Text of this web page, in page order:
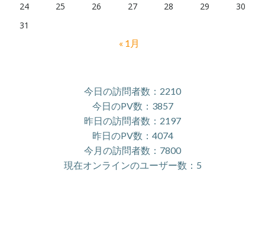
24
25 26 27 28 29
30
31
« 1月
今日の訪問者数：2210
今日のPV数：3857
昨日の訪問者数：2197
昨日のPV数：4074
今月の訪問者数：7800
現在オンラインのユーザー数：5